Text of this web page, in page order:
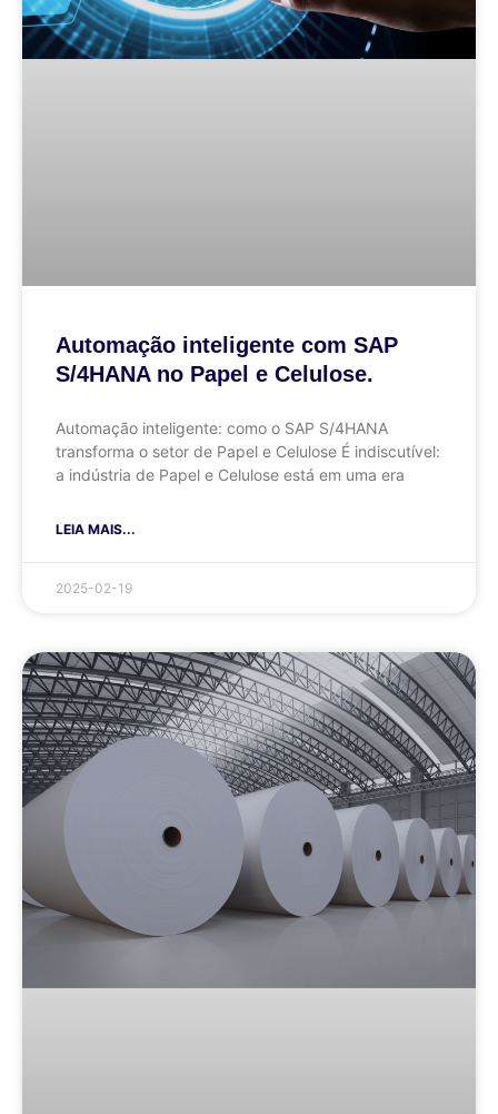
Automação inteligente com SAP
S/4HANA no Papel e Celulose.
Automação inteligente: como o SAP S/4HANA
transforma o setor de Papel e Celulose É indiscutível:
a indústria de Papel e Celulose está em uma era
LEIA MAIS...
2025-02-19